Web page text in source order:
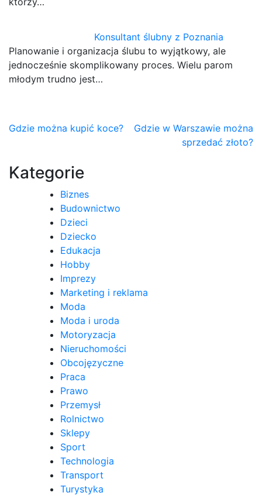
Konsultant ślubny z Poznania
Planowanie i organizacja ślubu to wyjątkowy, ale
jednocześnie skomplikowany proces. Wielu parom
młodym trudno jest…
Nawigacja
Gdzie można kupić koce?
Gdzie w Warszawie można
sprzedać złoto?
Kategorie
Biznes
Budownictwo
Dzieci
Dziecko
Edukacja
Hobby
Imprezy
Marketing i reklama
Moda
Moda i uroda
Motoryzacja
Nieruchomości
Obcojęzyczne
Praca
Prawo
Przemysł
Rolnictwo
Sklepy
Sport
Technologia
Transport
Turystyka